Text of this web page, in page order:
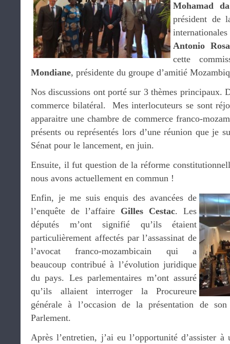
Mohamad
président de
Antonio
cette
Mondiane, présidente du groupe d’amitié
Nos discussions ont porté sur 3 thèmes principaux.
commerce bilatéral. Mes interlocuteurs se sont
apparaitre une chambre de commerce franco-
présents ou représentés lors d’une réunion que je
Sénat pour le lancement, en juin.
Ensuite, il fut question de la réforme
nous avons actuellement en commun !
Enfin, je me suis enquis des avancées de
l’enquête de l’affaire Gilles Cestac. Les
députés m’ont signifié qu’ils étaient
particulièrement affectés par l’assassinat de
l’avocat franco-mozambicain qui a
beaucoup contribué à l’évolution juridique
du pays. Les parlementaires m’ont assuré
qu’ils allaient interroger la Procureure
générale à l’occasion de la présentation de
Parlement.
Après l’entretien, j’ai eu l’opportunité d’assister